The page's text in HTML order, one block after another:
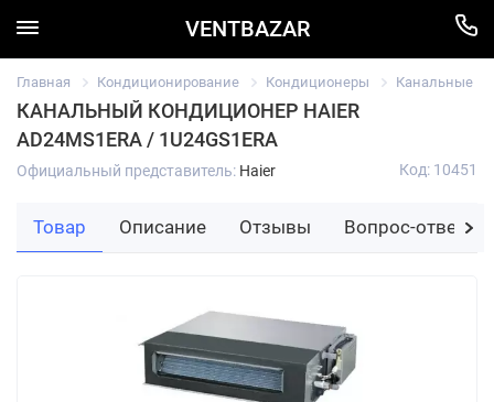
VENTBAZAR
Главная Кондиционирование Кондиционеры Канальные
КАНАЛЬНЫЙ КОНДИЦИОНЕР HAIER
AD24MS1ERA / 1U24GS1ERA
Официальный представитель: Haier Код: 10451
Товар Описание Отзывы Вопрос-ответ